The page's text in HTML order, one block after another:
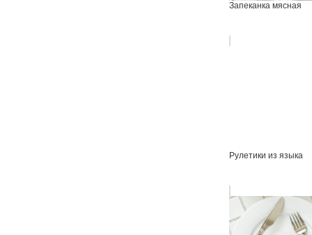
Запеканка мясная
Рулетики из языка